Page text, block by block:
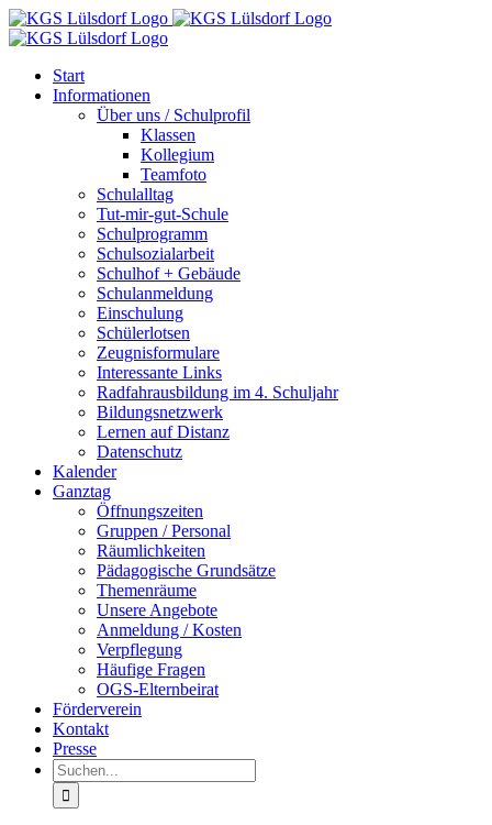
Zum
Inhalt
Start
Informationen
Über uns / Schulprofil
Klassen
Kollegium
Teamfoto
Schulalltag
Tut-mir-gut-Schule
Schulprogramm
Schulsozialarbeit
Schulhof + Gebäude
Schulanmeldung
Einschulung
Schülerlotsen
Zeugnisformulare
Interessante Links
Radfahrausbildung im 4. Schuljahr
Bildungsnetzwerk
Lernen auf Distanz
Datenschutz
Kalender
Ganztag
Öffnungszeiten
Gruppen / Personal
Räumlichkeiten
Pädagogische Grundsätze
Themenräume
Unsere Angebote
Anmeldung / Kosten
Verpflegung
Häufige Fragen
OGS-Elternbeirat
Förderverein
Kontakt
Presse
Suche
nach: